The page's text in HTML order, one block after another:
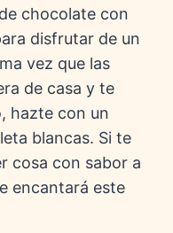
chocolate con
disfrutar de un
vez que las
de casa y te
hazte con un
blancas. Si te
cosa con sabor a
encantará este